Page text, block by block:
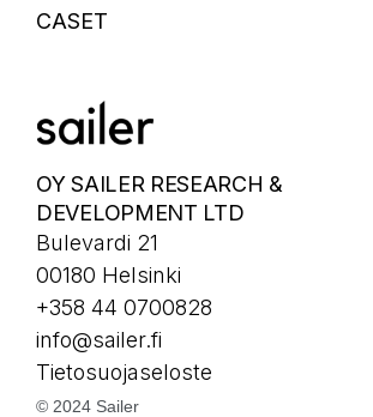
CASET
OY SAILER RESEARCH &
DEVELOPMENT LTD
Bulevardi 21
00180 Helsinki
+358 44 0700828
info@sailer.fi
Tietosuojaseloste
© 2024 Sailer